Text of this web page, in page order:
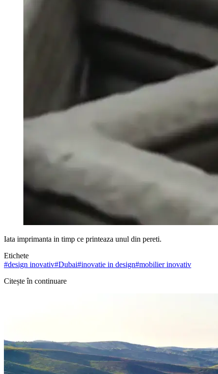
Iata imprimanta in timp ce printeaza unul din pereti.
Etichete
#design inovativ#Dubai#inovatie in design#mobilier inovativ
Citește în continuare